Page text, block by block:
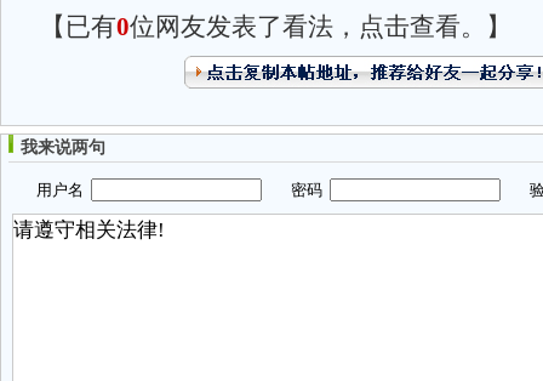
【已有0位网友发表了看法，点击查看。】
我来说两句
用户名 密码 验